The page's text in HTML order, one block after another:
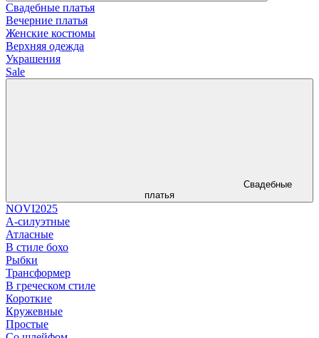
Свадебные платья
Вечерние платья
Женские костюмы
Верхняя одежда
Украшения
Sale
Свадебные
платья
NOVI2025
А-силуэтные
Атласные
В стиле бохо
Рыбки
Трансформер
В греческом стиле
Короткие
Кружевные
Простые